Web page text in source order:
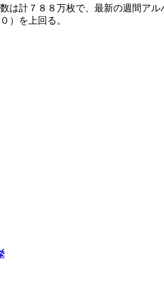
は計７８８万枚で、最新の週間ア
）を上回る。